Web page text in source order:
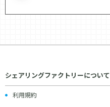
シェアリングファクトリーについて
利用規約